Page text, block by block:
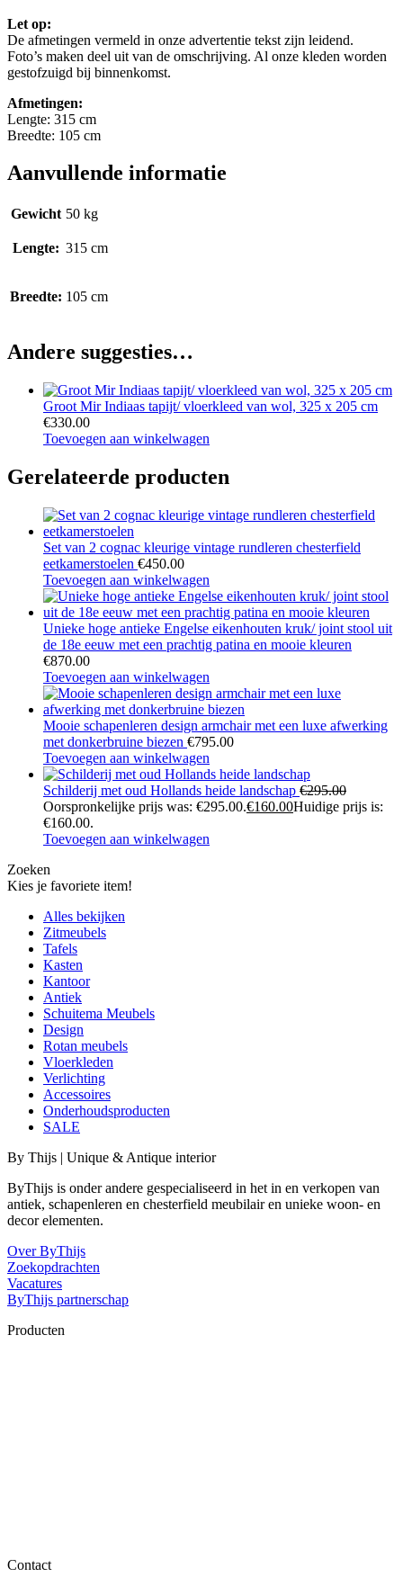
Let op:
De afmetingen vermeld in onze advertentie tekst zijn leidend.
Foto’s maken deel uit van de omschrijving. Al onze kleden worden
gestofzuigd bij binnenkomst.
Afmetingen:
Lengte: 315 cm
Breedte: 105 cm
Aanvullende informatie
Gewicht 50 kg
Lengte: 315 cm
Breedte: 105 cm
Andere suggesties…
Groot Mir Indiaas tapijt/ vloerkleed van wol, 325 x 205 cm
€330.00
Toevoegen aan winkelwagen
Gerelateerde producten
Set van 2 cognac kleurige vintage rundleren chesterfield
eetkamerstoelen €450.00
Toevoegen aan winkelwagen
Unieke hoge antieke Engelse eikenhouten kruk/ joint stool uit
de 18e eeuw met een prachtig patina en mooie kleuren
€870.00
Toevoegen aan winkelwagen
Mooie schapenleren design armchair met een luxe afwerking
met donkerbruine biezen €795.00
Toevoegen aan winkelwagen
Schilderij met oud Hollands heide landschap €295.00
Oorspronkelijke prijs was: €295.00.€160.00Huidige prijs is:
€160.00.
Toevoegen aan winkelwagen
Zoeken
Kies je favoriete item!
Alles bekijken
Zitmeubels
Tafels
Kasten
Kantoor
Antiek
Schuitema Meubels
Design
Rotan meubels
Vloerkleden
Verlichting
Accessoires
Onderhoudsproducten
SALE
By Thijs | Unique & Antique interior
ByThijs is onder andere gespecialiseerd in het in en verkopen van
antiek, schapenleren en chesterfield meubilair en unieke woon- en
decor elementen.
Over ByThijs
Zoekopdrachten
Vacatures
ByThijs partnerschap
Producten
Contact